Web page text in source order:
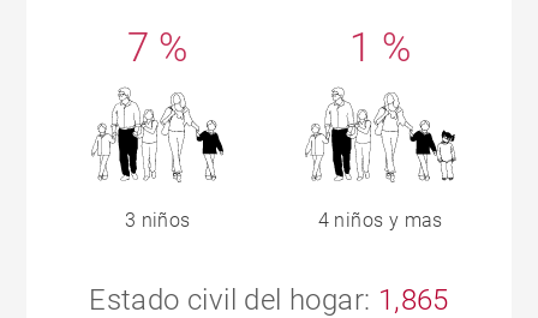
7 %
3 niños
1 %
4 niños y mas
Estado civil del hogar: 1,865